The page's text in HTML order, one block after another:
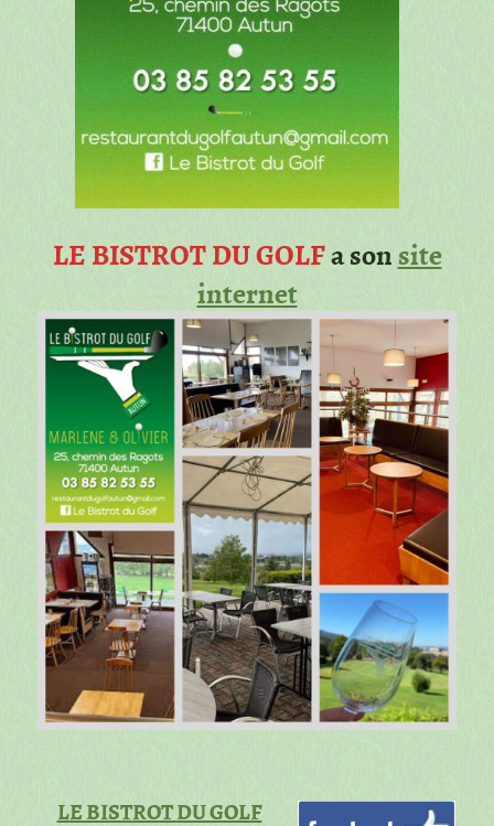
LE BISTROT DU GOLFa sonsite
internet
LE BISTROT DU GOLF